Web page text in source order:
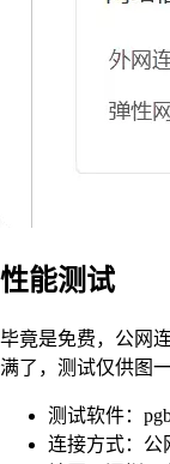
性能测试
毕竟是免费，公网
满了，测试仅供图一
测试软件：
连接方式：公